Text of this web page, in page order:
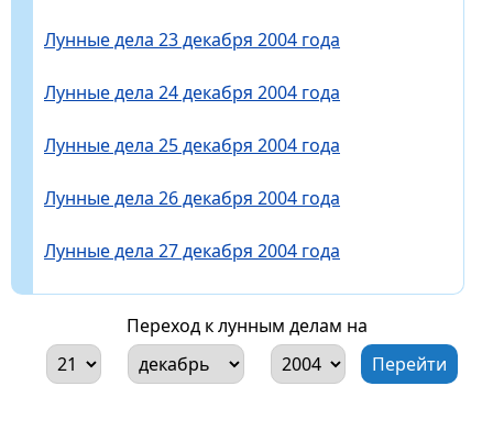
Лунные дела 23 декабря 2004 года
Лунные дела 24 декабря 2004 года
Лунные дела 25 декабря 2004 года
Лунные дела 26 декабря 2004 года
Лунные дела 27 декабря 2004 года
Переход к лунным делам на